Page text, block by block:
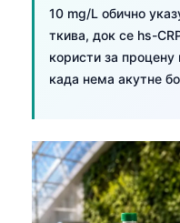
10 mg/L обично
ткива, док се hs-
користи за процену
када нема акутне